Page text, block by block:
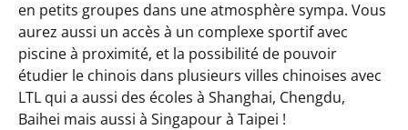
en petits groupes dans une atmosphère sympa. Vous
aurez aussi un accès à un complexe sportif avec
piscine à proximité, et la possibilité de pouvoir
étudier le chinois dans plusieurs villes chinoises avec
LTL qui a aussi des écoles à Shanghai, Chengdu,
Baihei mais aussi à Singapour à Taipei !